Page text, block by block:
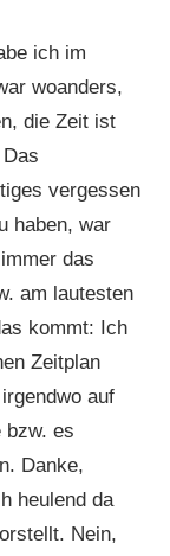
ich im
woanders,
die Zeit ist
vergessen
haben, war
das
am lautesten
kommt: Ich
Zeitplan
auf
bzw. es
Danke,
heulend da
Nein,